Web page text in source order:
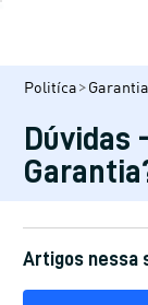
Politíca
Dúvidas
Artigos nessa